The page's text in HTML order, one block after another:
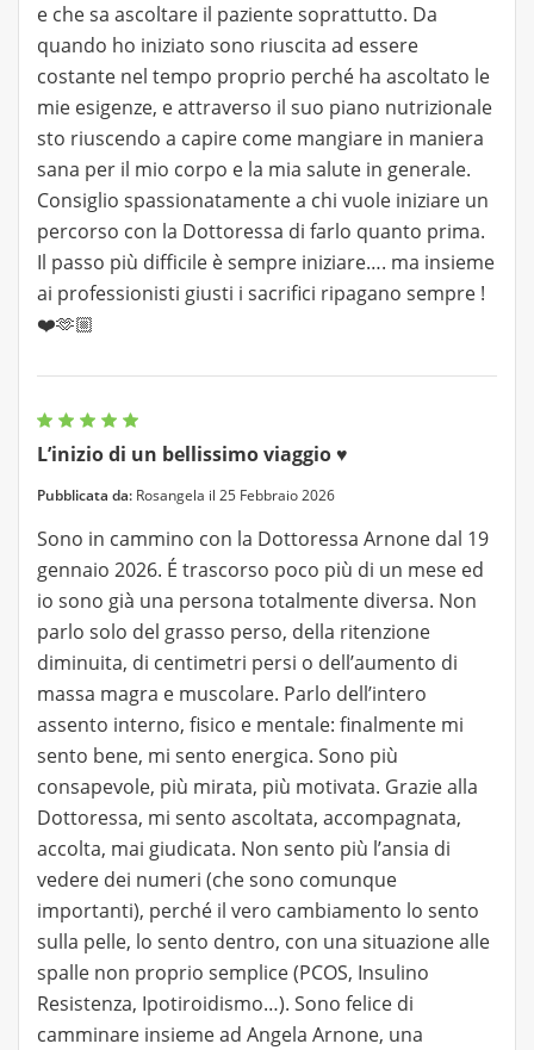
e che sa ascoltare il paziente soprattutto. Da
quando ho iniziato sono riuscita ad essere
costante nel tempo proprio perché ha ascoltato le
mie esigenze, e attraverso il suo piano nutrizionale
sto riuscendo a capire come mangiare in maniera
sana per il mio corpo e la mia salute in generale.
Consiglio spassionatamente a chi vuole iniziare un
percorso con la Dottoressa di farlo quanto prima.
Il passo più difficile è sempre iniziare…. ma insieme
ai professionisti giusti i sacrifici ripagano sempre !
❤️🫶🏼
L’inizio di un bellissimo viaggio ♥️
Pubblicata da: Rosangela il 25 Febbraio 2026
Sono in cammino con la Dottoressa Arnone dal 19
gennaio 2026. É trascorso poco più di un mese ed
io sono già una persona totalmente diversa. Non
parlo solo del grasso perso, della ritenzione
diminuita, di centimetri persi o dell’aumento di
massa magra e muscolare. Parlo dell’intero
assento interno, fisico e mentale: finalmente mi
sento bene, mi sento energica. Sono più
consapevole, più mirata, più motivata. Grazie alla
Dottoressa, mi sento ascoltata, accompagnata,
accolta, mai giudicata. Non sento più l’ansia di
vedere dei numeri (che sono comunque
importanti), perché il vero cambiamento lo sento
sulla pelle, lo sento dentro, con una situazione alle
spalle non proprio semplice (PCOS, Insulino
Resistenza, Ipotiroidismo…). Sono felice di
camminare insieme ad Angela Arnone, una